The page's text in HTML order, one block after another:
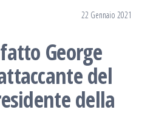
22 Gennaio 2021
George
del
della